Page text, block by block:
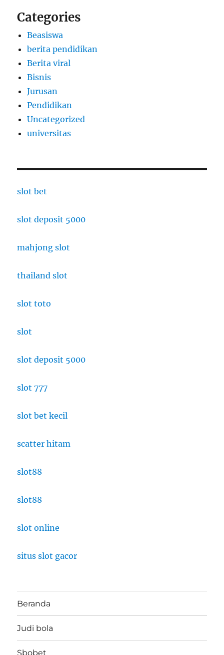
Categories
Beasiswa
berita pendidikan
Berita viral
Bisnis
Jurusan
Pendidikan
Uncategorized
universitas
slot bet
slot deposit 5000
mahjong slot
thailand slot
slot toto
slot
slot deposit 5000
slot 777
slot bet kecil
scatter hitam
slot88
slot88
slot online
situs slot gacor
Beranda
Judi bola
Sbobet